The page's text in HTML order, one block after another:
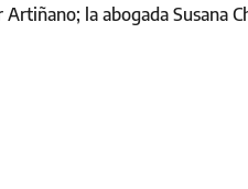
la abogada Susana